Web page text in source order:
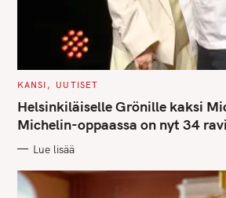
C
T
E
G
O
I
S
KANSI UUTISET
Helsinkiläiselle Grönille kaksi
Michelin-oppaassa on nyt 34
Lue lisää